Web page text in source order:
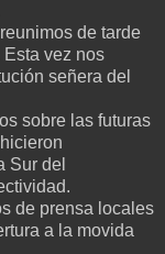
de tarde
vez nos
señera del
sobre las futuras
Sur del
de prensa locales
a la movida